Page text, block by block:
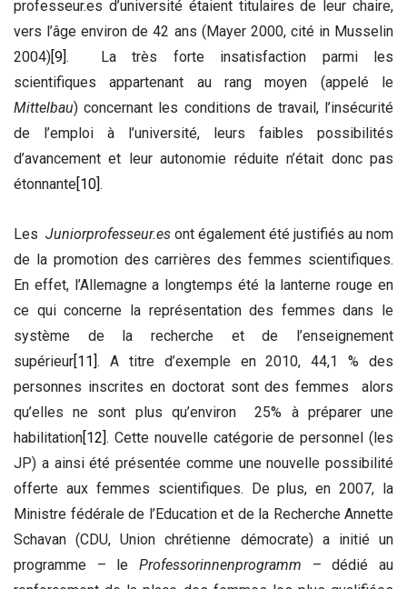
professeur.es d’université étaient titulaires de leur chaire,
vers l’âge environ de 42 ans (Mayer 2000, cité in Musselin
2004)[9]. La très forte insatisfaction parmi les
scientifiques appartenant au rang moyen (appelé le
Mittelbau) concernant les conditions de travail, l’insécurité
de l’emploi à l’université, leurs faibles possibilités
d’avancement et leur autonomie réduite n’était donc pas
étonnante[10].
Les Juniorprofesseur.es ont également été justifiés au nom
de la promotion des carrières des femmes scientifiques.
En effet, l’Allemagne a longtemps été la lanterne rouge en
ce qui concerne la représentation des femmes dans le
système de la recherche et de l’enseignement
supérieur[11]. A titre d’exemple en 2010, 44,1 % des
personnes inscrites en doctorat sont des femmes alors
qu’elles ne sont plus qu’environ 25% à préparer une
habilitation[12]. Cette nouvelle catégorie de personnel (les
JP) a ainsi été présentée comme une nouvelle possibilité
offerte aux femmes scientifiques. De plus, en 2007, la
Ministre fédérale de l’Education et de la Recherche Annette
Schavan (CDU, Union chrétienne démocrate) a initié un
programme – le Professorinnenprogramm – dédié au